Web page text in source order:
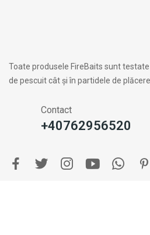
Toate produsele FireBaits sunt
de pescuit cât și în partidele de plăcere.
Contact
+40762956520